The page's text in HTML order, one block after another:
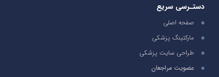
دستـرسی سریع
صفحه اصلی
مارکتینگ پزشکی
طراحی سایت پزشکی
عضویت مراجعان